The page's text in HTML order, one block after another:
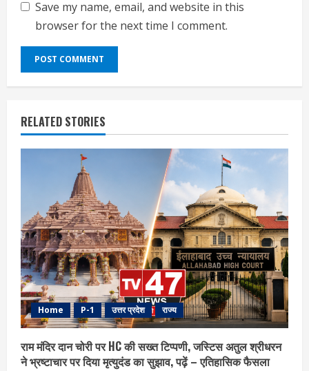
Save my name, email, and website in this
browser for the next time I comment.
RELATED STORIES
Home P-1 उत्तर प्रदेश राज्य
राम मंदिर दान चोरी पर HC की सख्त टिप्पणी, जस्टिस अतुल श्रीधरन
ने भ्रष्टाचार पर द‍िया मृत्युदंड का सुझाव, पढ़ें – एत‍िहास‍िक फैसला